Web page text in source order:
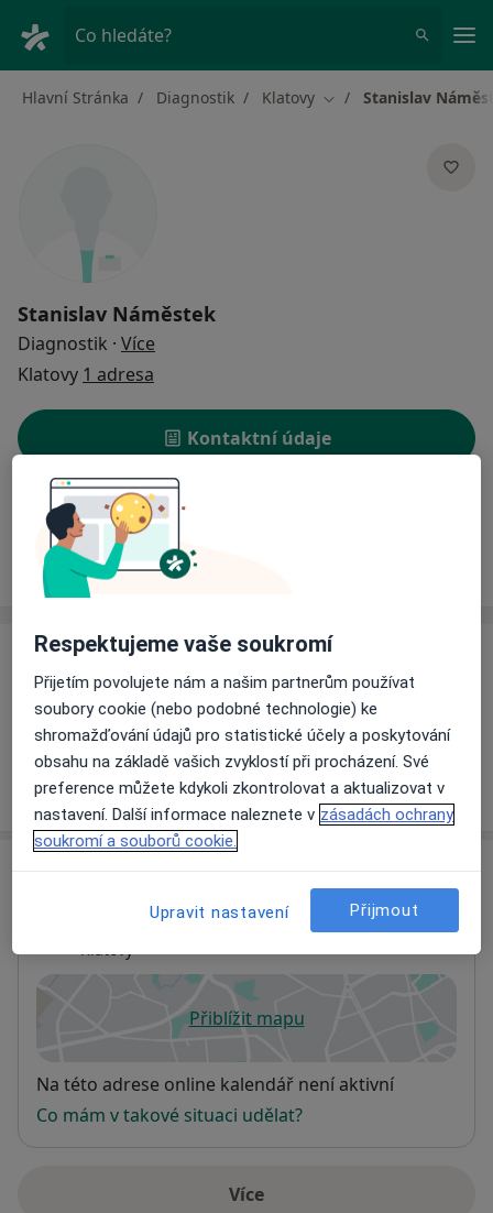
Co hledáte?
Hlavní Stránka Diagnostik Klatovy Změna města
Stanislav
Stanislav Náměstek
Diagnostik · Více
Klatovy 1 adresa
Kontaktní údaje
Rezervovat termín
Ceník Adresy
Ceník
Informace o službách a cenách nejsou k dispozici
Tento specialista ještě nepřidával žádné informace o
svých službách.
Ordinace
Klatovy
Přiblížit mapuse otevře v nové záložce
Dostupnost
Na této adrese online kalendář není aktivní
Co mám v takové situaci udělat?
Víceo adrese
Respektujeme vaše soukromí
Přijetím povolujete nám a našim partnerům používat
soubory cookie (nebo podobné technologie) ke
shromažďování údajů pro statistické účely a poskytování
obsahu na základě vašich zvyklostí při procházení. Své
preference můžete kdykoli zkontrolovat a aktualizovat v
nastavení. Další informace naleznete v zásadách ochrany
soukromí a souborů cookie.
Upravit nastavení Přijmout